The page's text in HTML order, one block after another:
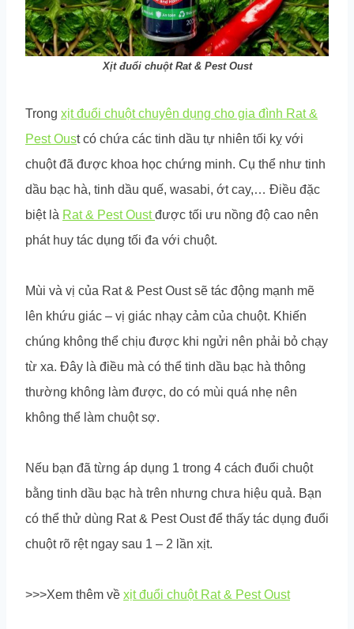
Xịt đuổi chuột Rat & Pest Oust
Trong xịt đuổi chuột chuyên dụng cho gia đình Rat &
Pest Oust có chứa các tinh dầu tự nhiên tối kỵ với
chuột đã được khoa học chứng minh. Cụ thể như tinh
dầu bạc hà, tinh dầu quế, wasabi, ớt cay,… Điều đặc
biệt là Rat & Pest Oustđược tối ưu nồng độ cao nên
phát huy tác dụng tối đa với chuột.
Mùi và vị của Rat & Pest Oust sẽ tác động mạnh mẽ
lên khứu giác – vị giác nhạy cảm của chuột. Khiến
chúng không thể chịu được khi ngửi nên phải bỏ chạy
từ xa. Đây là điều mà có thể tinh dầu bạc hà thông
thường không làm được, do có mùi quá nhẹ nên
không thể làm chuột sợ.
Nếu bạn đã từng áp dụng 1 trong 4 cách đuổi chuột
bằng tinh dầu bạc hà trên nhưng chưa hiệu quả. Bạn
có thể thử dùng Rat & Pest Oust để thấy tác dụng đuổi
chuột rõ rệt ngay sau 1 – 2 lần xịt.
>>>Xem thêm về xịt đuổi chuột Rat & Pest Oust